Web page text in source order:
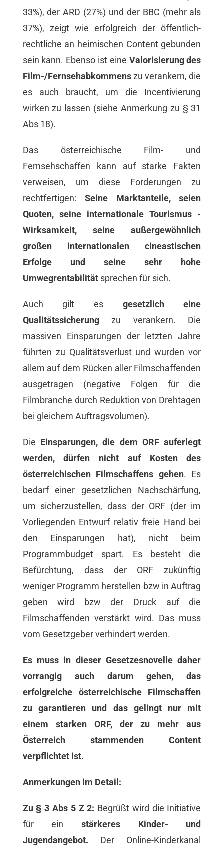
33%), der ARD (27%) und der BBC (mehr als
37%), zeigt wie erfolgreich der öffentlich-
rechtliche an heimischen Content gebunden
sein kann. Ebenso ist eine Valorisierung des
Film-/Fernsehabkommenszu verankern, die
es auch braucht, um die Incentivierung
wirken zu lassen (siehe Anmerkung zu § 31
Abs 18).
Das österreichische Film- und
Fernsehschaffen kann auf starke Fakten
verweisen, um diese Forderungen zu
rechtfertigen: Seine Marktanteile, seien
Quoten, seine internationale Tourismus -
Wirksamkeit, seine außergewöhnlich
großen internationalen cineastischen
Erfolge und seine sehr hohe
Umwegrentabilitätsprechen für sich.
Auch gilt es gesetzlich eine
Qualitätssicherungzu verankern. Die
massiven Einsparungen der letzten Jahre
führten zu Qualitätsverlust und wurden vor
allem auf dem Rücken aller Filmschaffenden
ausgetragen (negative Folgen für die
Filmbranche durch Reduktion von Drehtagen
bei gleichem Auftragsvolumen).
Die Einsparungen, die dem ORF auferlegt
werden, dürfen nicht auf Kosten des
österreichischen Filmschaffens gehen. Es
bedarf einer gesetzlichen Nachschärfung,
um sicherzustellen, dass der ORF (der im
Vorliegenden Entwurf relativ freie Hand bei
den Einsparungen hat), nicht beim
Programmbudget spart. Es besteht die
Befürchtung, dass der ORF zukünftig
weniger Programm herstellen bzw in Auftrag
geben wird bzw der Druck auf die
Filmschaffenden verstärkt wird. Das muss
vom Gesetzgeber verhindert werden.
Es muss in dieser Gesetzesnovelle daher
vorrangig auch darum gehen, das
erfolgreiche österreichische Filmschaffen
zu garantieren und das gelingt nur mit
einem starken ORF, der zu mehr aus
Österreich stammenden Content
verpflichtet ist.
Anmerkungen im Detail:
Zu § 3 Abs 5 Z 2: Begrüßt wird die Initiative
für ein stärkeres Kinder- und
Jugendangebot. Der Online-Kinderkanal